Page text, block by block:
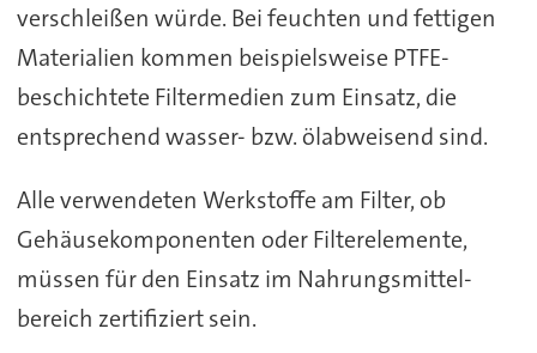
verschleißen würde. Bei feuchten und fettigen
Materialien kommen beispielsweise PTFE-
beschichtete Filtermedien zum Einsatz, die
entsprechend wasser- bzw. ölabweisend sind.
Alle verwendeten Werkstoffe am Filter, ob
Gehäusekomponenten oder Filterelemente,
müssen für den Einsatz im Nahrungsmittel-
bereich zertifiziert sein.